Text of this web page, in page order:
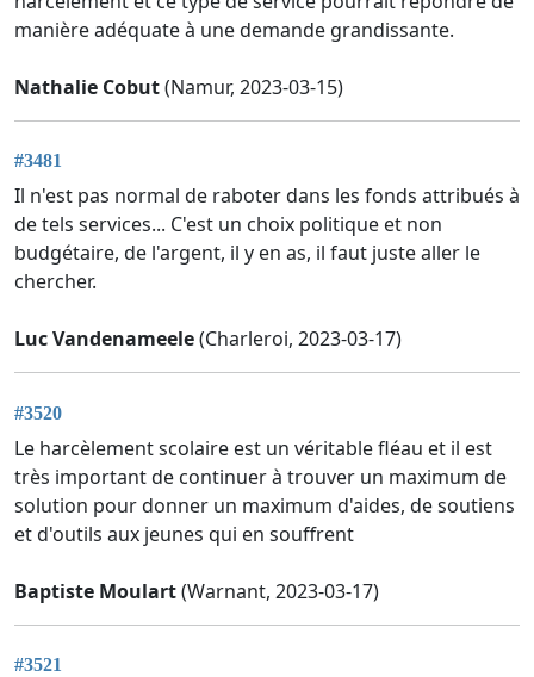
manière adéquate à une demande grandissante.
Nathalie Cobut(Namur, 2023-03-15)
#3481
Il n'est pas normal de raboter dans les fonds attribués à
de tels services... C'est un choix politique et non
budgétaire, de l'argent, il y en as, il faut juste aller le
chercher.
Luc Vandenameele(Charleroi, 2023-03-17)
#3520
Le harcèlement scolaire est un véritable fléau et il est
très important de continuer à trouver un maximum de
solution pour donner un maximum d'aides, de soutiens
et d'outils aux jeunes qui en souffrent
Baptiste Moulart(Warnant, 2023-03-17)
#3521